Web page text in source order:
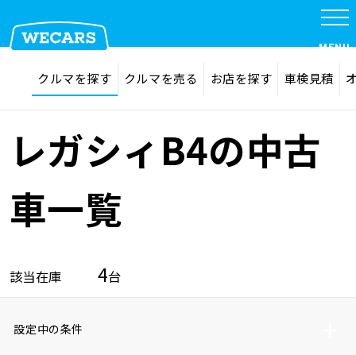
在庫検索 サイト内検索
MENU
クルマを探す
クルマを探す クルマを売る お店を探す 車検見積
レガシィB4の中古
車一覧
該当在庫 4台
設定中の条件